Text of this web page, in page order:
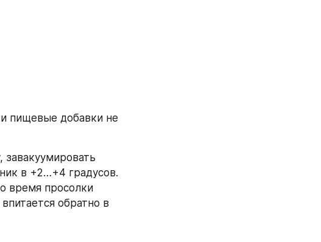
пищевые добавки не
в +2…+4 градусов.
время просолки
обратно в